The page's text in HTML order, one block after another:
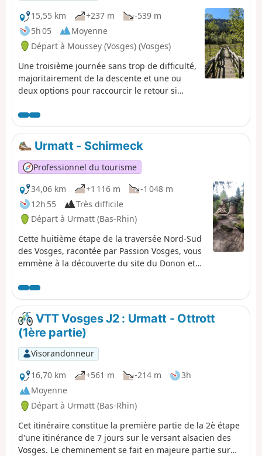
15,55 km
+237 m
-539 m
5h 05
Moyenne
Départ à Moussey (Vosges) (Vosges)
Une troisième journée sans trop de difficulté,
majoritairement de la descente et une ou
deux options pour raccourcir le retour si
Urmatt - Schirmeck
Professionnel du tourisme
34,06 km
+1 116 m
-1 048 m
12h 55
Très difficile
Départ à Urmatt (Bas-Rhin)
Cette huitième étape de la traversée Nord-Sud
des Vosges, racontée par Passion Vosges, vous
emmène à la découverte du site du Donon et
randonnée est assuré par Romain Gascon et
vous pouvez le retrouver - comme l'ensemble
des étapes de la traversée- dans Passion
Vosges, le magazine des randonneurs édité
par les DNA et L'Alsace.
VTT Vosges J2 : Urmatt - Ottrott
(1ère partie)
Visorandonneur
16,70 km
+561 m -214 m
3h
Moyenne
Départ à Urmatt (Bas-Rhin)
Cet itinéraire constitue la première partie de la 2è étape
d'une itinérance de 7 jours sur le versant alsacien des
Vosges. Le cheminement se fait en majeure partie sur